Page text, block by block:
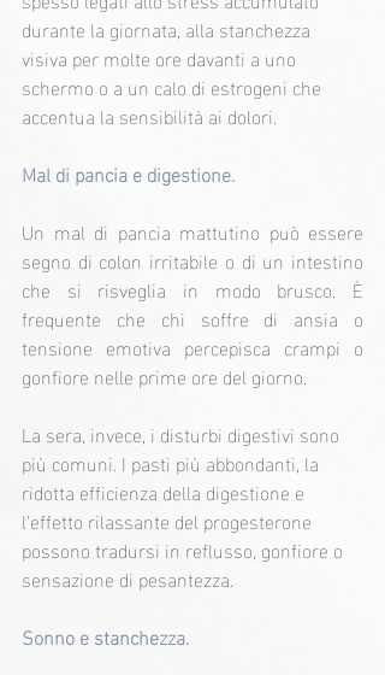
durante la giornata, alla stanchezza
visiva per molte ore davanti a uno
schermo o a un calo di estrogeni che
accentua la sensibilità ai dolori.
Mal di pancia e digestione.
Un mal di pancia mattutino può essere
segno di colon irritabile o di un intestino
che si risveglia in modo brusco. È
frequente che chi soffre di ansia o
tensione emotiva percepisca crampi o
gonfiore nelle prime ore del giorno.
La sera, invece, i disturbi digestivi sono
più comuni. I pasti più abbondanti, la
ridotta efficienza della digestione e
l’effetto rilassante del progesterone
possono tradursi in reflusso, gonfiore o
sensazione di pesantezza.
Sonno e stanchezza.